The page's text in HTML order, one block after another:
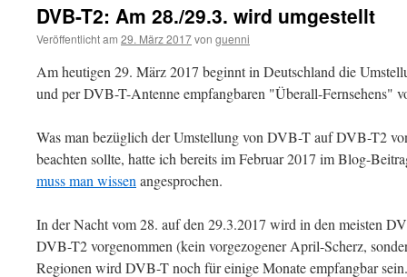
DVB-T2: Am 28./29.3. wird umgestellt
Veröffentlicht am 29. März 2017von guenni
Am heutigen 29. März 2017 beginnt in Deutschland die
und per DVB-T-Antenne empfangbaren "Überall-Fernsehens"
Was man bezüglich der Umstellung von DVB-T auf DVB-T2
beachten sollte, hatte ich bereits im Februar 2017 im Blog-
muss man wissen angesprochen.
In der Nacht vom 28. auf den 29.3.2017 wird in den meisten
DVB-T2 vorgenommen (kein vorgezogener April-Scherz,
Regionen wird DVB-T noch für einige Monate empfangbar